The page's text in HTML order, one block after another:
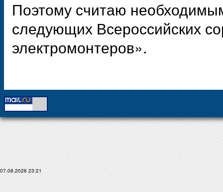
Поэтому считаю
следующих Всероссийских
электромонтеров».
07.08.2026 23:21